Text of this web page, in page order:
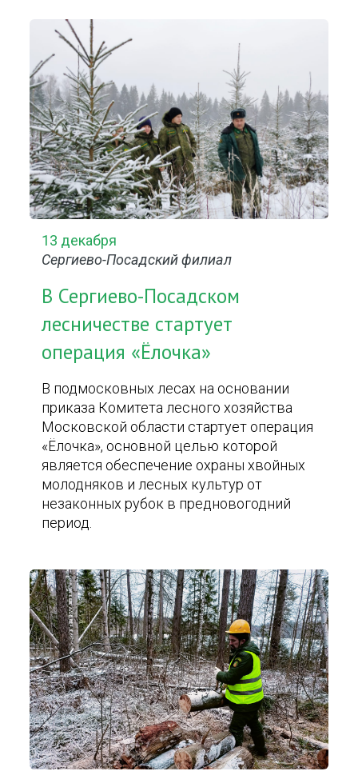
13 декабря
Сергиево-Посадский филиал
В Сергиево-Посадском
лесничестве стартует
операция «Ёлочка»
В подмосковных лесах на основании
приказа Комитета лесного хозяйства
Московской области стартует операция
«Ёлочка», основной целью которой
является обеспечение охраны хвойных
молодняков и лесных культур от
незаконных рубок в предновогодний
период.